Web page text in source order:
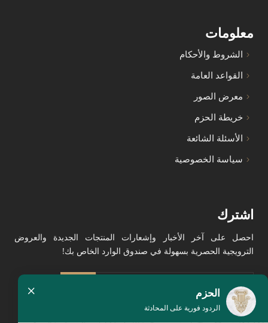
الحزم
الردود فورية على المحادثة
×
معلومات
الشروط والأحكام
القواعد العامة
معرض الصور
خريطة الحزم
الأسئلة الشائعة
سياسة الخصوصية
اشترك
احصل على آخر الأخبار وإشعارات المنتجات الجديدة والعروض
الترويجية الحصرية بسهولة في صندوق الوارد الخاص بك!